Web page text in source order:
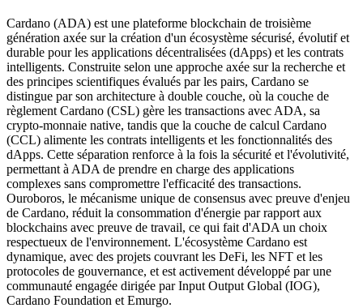
Cardano (ADA) est une plateforme blockchain de troisième
génération axée sur la création d'un écosystème sécurisé, évolutif et
durable pour les applications décentralisées (dApps) et les contrats
intelligents. Construite selon une approche axée sur la recherche et
des principes scientifiques évalués par les pairs, Cardano se
distingue par son architecture à double couche, où la couche de
règlement Cardano (CSL) gère les transactions avec ADA, sa
crypto-monnaie native, tandis que la couche de calcul Cardano
(CCL) alimente les contrats intelligents et les fonctionnalités des
dApps. Cette séparation renforce à la fois la sécurité et l'évolutivité,
permettant à ADA de prendre en charge des applications
complexes sans compromettre l'efficacité des transactions.
Ouroboros, le mécanisme unique de consensus avec preuve d'enjeu
de Cardano, réduit la consommation d'énergie par rapport aux
blockchains avec preuve de travail, ce qui fait d'ADA un choix
respectueux de l'environnement. L'écosystème Cardano est
dynamique, avec des projets couvrant les DeFi, les NFT et les
protocoles de gouvernance, et est activement développé par une
communauté engagée dirigée par Input Output Global (IOG),
Cardano Foundation et Emurgo.